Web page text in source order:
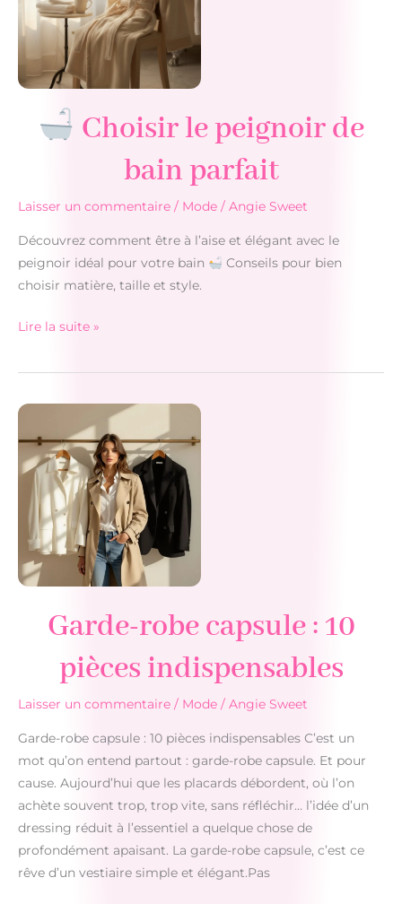
Choisir le peignoir de
bain parfait
Laisser un commentaire / Mode / Angie Sweet
Découvrez comment être à l’aise et élégant avec le
peignoir idéal pour votre bain
Conseils pour bien
choisir matière, taille et style.
le
de
bain
parfait
Lire la suite »
Garde-robe capsule : 10
pièces indispensables
Laisser un commentaire / Mode / Angie Sweet
Garde-robe capsule : 10 pièces indispensables C’est un
mot qu’on entend partout : garde-robe capsule. Et pour
cause. Aujourd’hui que les placards débordent, où l’on
achète souvent trop, trop vite, sans réfléchir… l’idée d’un
dressing réduit à l’essentiel a quelque chose de
profondément apaisant. La garde-robe capsule, c’est ce
rêve d’un vestiaire simple et élégant.Pas